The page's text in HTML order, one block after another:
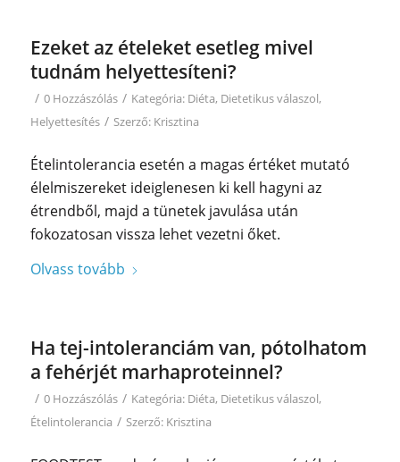
Ezeket az ételeket esetleg mivel
tudnám helyettesíteni?
/ 0 Hozzászólás / Kategória: Diéta, Dietetikus válaszol,
Helyettesítés / Szerző: Krisztina
Ételintolerancia esetén a magas értéket mutató
élelmiszereket ideiglenesen ki kell hagyni az
étrendből, majd a tünetek javulása után
fokozatosan vissza lehet vezetni őket.
Olvass tovább
Ha tej-intoleranciám van, pótolhatom
a fehérjét marhaproteinnel?
/ 0 Hozzászólás / Kategória: Diéta, Dietetikus válaszol,
Ételintolerancia / Szerző: Krisztina